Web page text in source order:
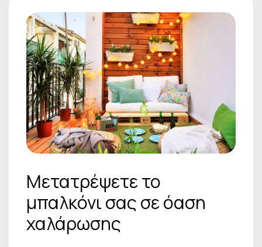
Μετατρέψετε το
μπαλκόνι σας σε όαση
χαλάρωσης